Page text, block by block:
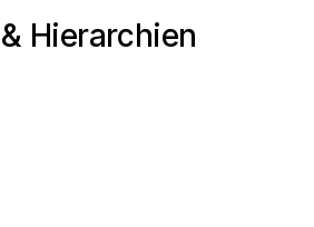
Hierarchien